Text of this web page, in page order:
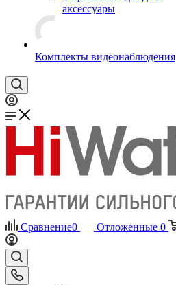
аксессуары
Комплекты видеонаблюдения
Сравнение0 Отложенные 0